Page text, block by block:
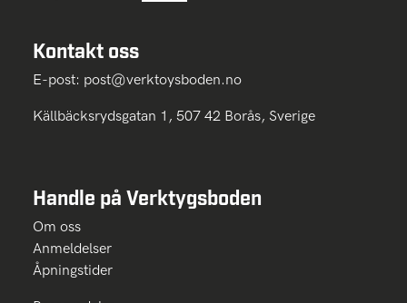
Kontakt oss
E-post: post@verktoysboden.no
Källbäcksrydsgatan 1, 507 42 Borås, Sverige
Handle på Verktygsboden
Om oss
Anmeldelser
Åpningstider